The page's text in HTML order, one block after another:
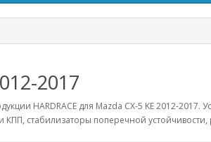
2017
HARDRACE для Mazda CX-5 KE 2012-
КПП, стабилизаторы поперечной устойчивости,